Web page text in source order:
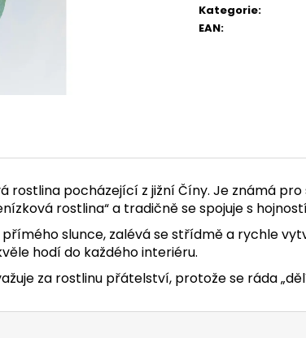
Kategorie:
EAN:
rostlina pocházející z jižní Číny. Je známá
rostlina“ a tradičně se spojuje s
slunce, zalévá se střídmě a rychle
hodí do každého interiéru.
za rostlinu přátelství, protože se ráda